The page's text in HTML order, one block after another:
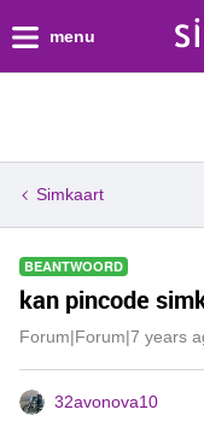
menu
Simkaart
BEANTWOORD
kan pincode
Forum|Forum|7 years
32avonova10